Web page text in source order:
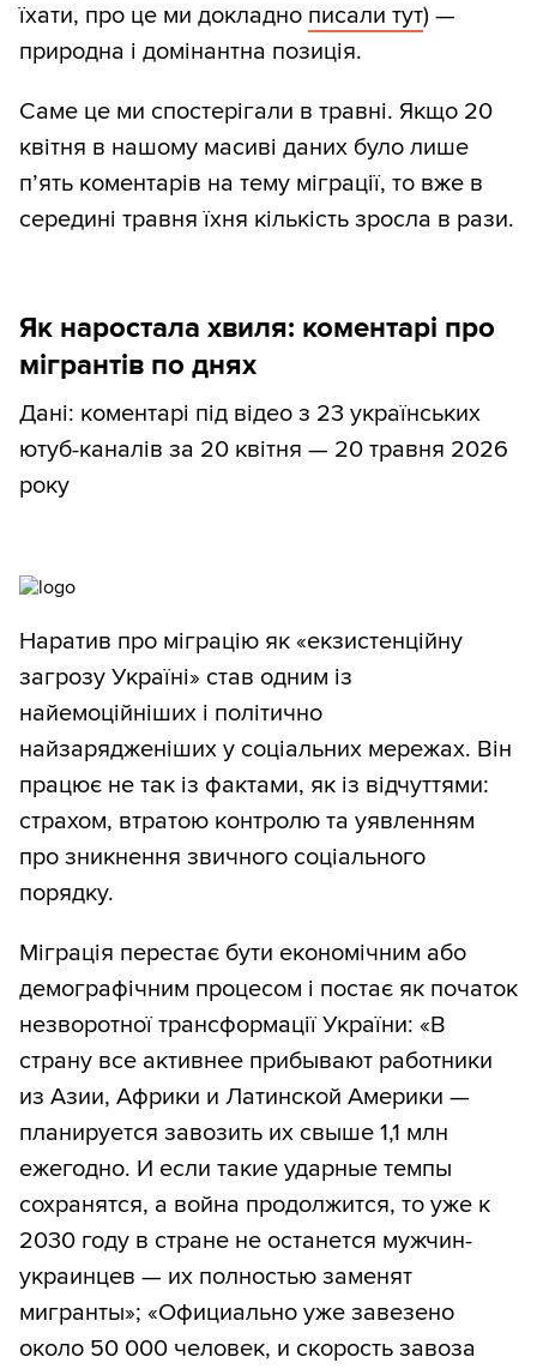
їхати, про це ми докладно писали тут) —
природна і домінантна позиція.
Саме це ми спостерігали в травні. Якщо 20
квітня в нашому масиві даних було лише
п’ять коментарів на тему міграції, то вже в
середині травня їхня кількість зросла в рази.
Як наростала хвиля: коментарі про
мігрантів по днях
Дані: коментарі під відео з 23 українських
ютуб-каналів за 20 квітня — 20 травня 2026
року
Наратив про міграцію як «екзистенційну
загрозу Україні» став одним із
найемоційніших і політично
найзарядженіших у соціальних мережах. Він
працює не так із фактами, як із відчуттями:
страхом, втратою контролю та уявленням
про зникнення звичного соціального
порядку.
Міграція перестає бути економічним або
демографічним процесом і постає як початок
незворотної трансформації України: «В
страну все активнее прибывают работники
из Азии, Африки и Латинской Америки —
планируется завозить их свыше 1,1 млн
ежегодно. И если такие ударные темпы
сохранятся, а война продолжится, то уже к
2030 году в стране не останется мужчин-
украинцев — их полностью заменят
мигранты»; «Официально уже завезено
около 50 000 человек, и скорость завоза